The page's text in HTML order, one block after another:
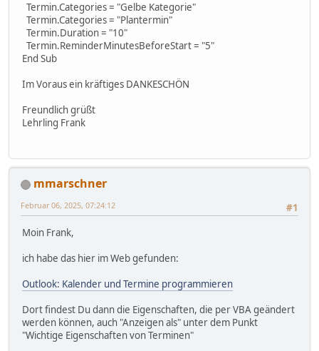
Termin.Categories = "Gelbe Kategorie"
Termin.Categories = "Plantermin"
Termin.Duration = "10"
Termin.ReminderMinutesBeforeStart = "5"
End Sub
Im Voraus ein kräftiges DANKESCHÖN
Freundlich grüßt
Lehrling Frank
mmarschner
#1
Februar 06, 2025, 07:24:12
Moin Frank,
ich habe das hier im Web gefunden:
Outlook: Kalender und Termine programmieren
Dort findest Du dann die Eigenschaften, die per VBA geändert
werden können, auch "Anzeigen als" unter dem Punkt
"Wichtige Eigenschaften von Terminen"